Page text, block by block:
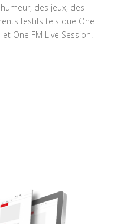
des jeux, des
festifs tels que One
One FM Live Session.